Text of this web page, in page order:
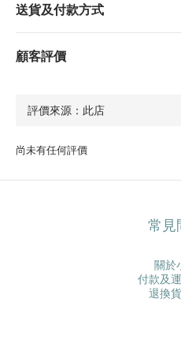
送貨及付款方式
顧客評價
尚未有任何評價
常見
關於
付款及
退換